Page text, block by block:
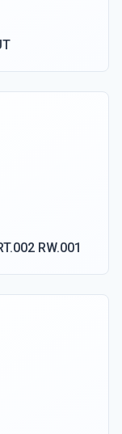
RW.001